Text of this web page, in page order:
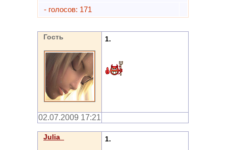
- голосов: 171
Гость 1.
02.07.2009 17:21
Julia_ 1.